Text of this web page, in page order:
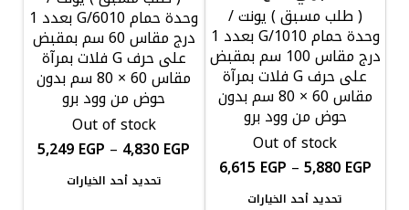
( طلب مسبق ) يونت /
وحدة حمام G/1010 بعدد 1
درج مقاس 100 سم بمقبض
على حرف G فلات بمرآة
مقاس 60 × 80 سم بدون
حوض من وود برو
Out of stock
5,880EGP
–
6,615 EGP
تحديد أحد الخيارات
وحدة حمام G/6010 بعدد 1
درج مقاس 60 سم بمقبض
على حرف G فلات بمرآة
مقاس 60 × 80 سم بدون
حوض من وود برو
Out of stock
4,830EGP
–
5,249EGP
تحديد أحد الخيارات